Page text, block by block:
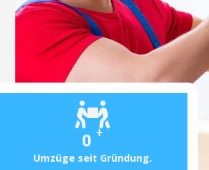
0 +
Umzüge seit Gründung.